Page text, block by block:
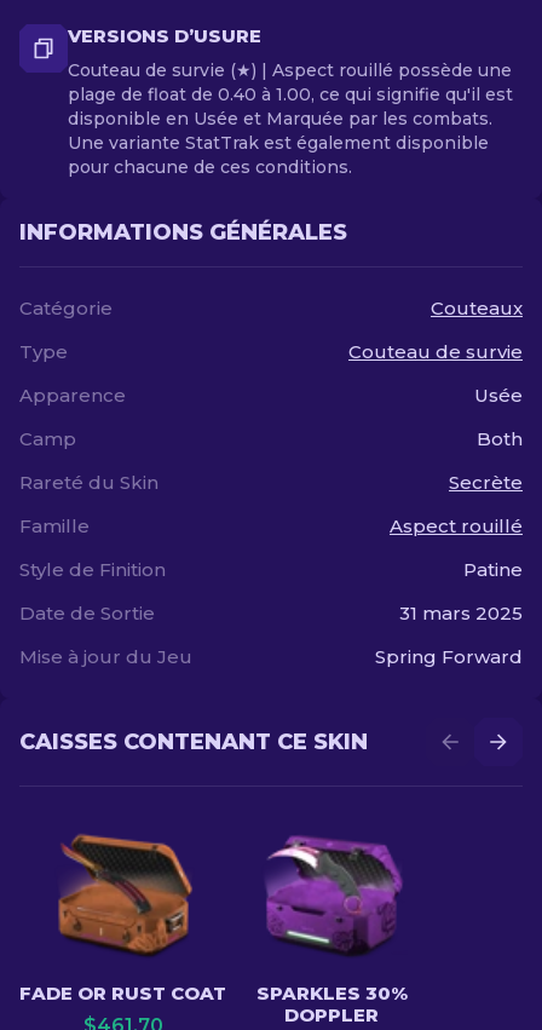
VERSIONS D’USURE
Couteau de survie (★) | Aspect rouillé possède une
plage de float de 0.40 à 1.00, ce qui signifie qu'il est
disponible en Usée et Marquée par les combats.
Une variante StatTrak est également disponible
pour chacune de ces conditions.
INFORMATIONS GÉNÉRALES
Catégorie
Couteaux
Type
Couteau de survie
Apparence
Usée
Camp
Both
Rareté du Skin
Secrète
Famille
Aspect rouillé
Style de Finition
Patine
Date de Sortie
31 mars 2025
Mise à jour du Jeu
Spring Forward
CAISSES CONTENANT CE SKIN
FADE OR RUST COAT
SPARKLES 30%
DOPPLER